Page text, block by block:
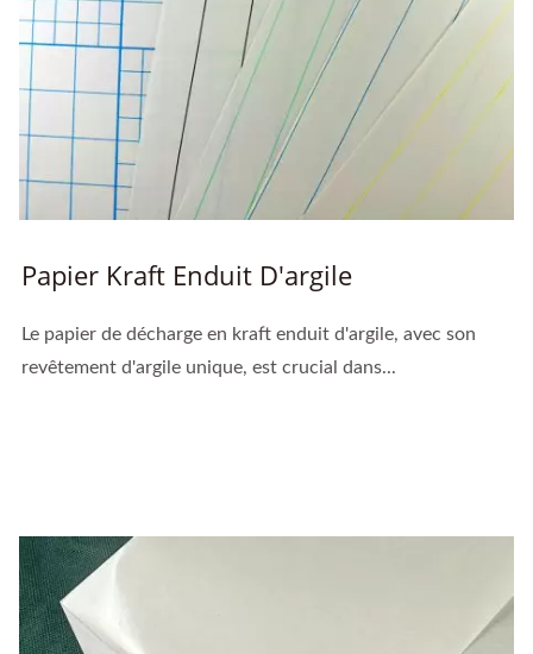
Papier Kraft Enduit D'argile
Le papier de décharge en kraft enduit d'argile, avec son
revêtement d'argile unique, est crucial dans...